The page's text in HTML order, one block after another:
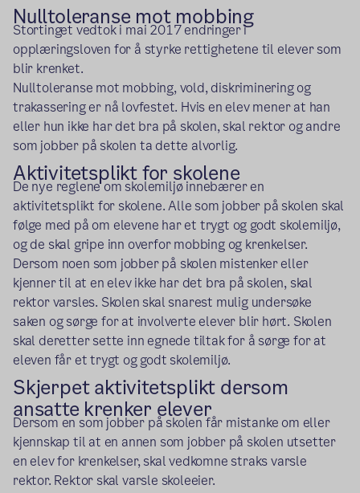
Nulltoleranse mot mobbing
Stortinget vedtok i mai 2017 endringer i
opplæringsloven for å styrke rettighetene til elever som
blir krenket.
Nulltoleranse mot mobbing, vold, diskriminering og
trakassering er nå lovfestet. Hvis en elev mener at han
eller hun ikke har det bra på skolen, skal rektor og andre
som jobber på skolen ta dette alvorlig.
Aktivitetsplikt for skolene
De nye reglene om skolemiljø innebærer en
aktivitetsplikt for skolene. Alle som jobber på skolen skal
følge med på om elevene har et trygt og godt skolemiljø,
og de skal gripe inn overfor mobbing og krenkelser.
Dersom noen som jobber på skolen mistenker eller
kjenner til at en elev ikke har det bra på skolen, skal
rektor varsles. Skolen skal snarest mulig undersøke
saken og sørge for at involverte elever blir hørt. Skolen
skal deretter sette inn egnede tiltak for å sørge for at
eleven får et trygt og godt skolemiljø.
Skjerpet aktivitetsplikt dersom
ansatte krenker elever
Dersom en som jobber på skolen får mistanke om eller
kjennskap til at en annen som jobber på skolen utsetter
en elev for krenkelser, skal vedkomne straks varsle
rektor. Rektor skal varsle skoleeier.